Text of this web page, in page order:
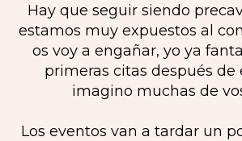
Hay que seguir siendo
estamos muy expuestos al
os voy a engañar, yo ya
primeras citas después de
imagino muchas de
Los eventos van a tardar un